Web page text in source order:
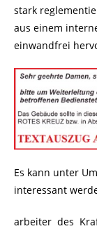
stark
aus einem
einwandfrei
Es kann unter
interessant
arbeiter des